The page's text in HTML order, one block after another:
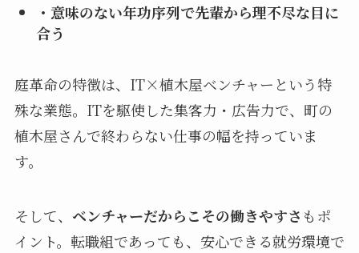
・意味のない年功序列で先輩から理不尽な目に
合う
庭革命の特徴は、IT×植木屋ベンチャーという特
殊な業態。ITを駆使した集客力・広告力で、町の
植木屋さんで終わらない仕事の幅を持っていま
す。
そして、 ベンチャーだからこその働きやすさ もポ
イント。転職組であっても、安心できる就労環境で